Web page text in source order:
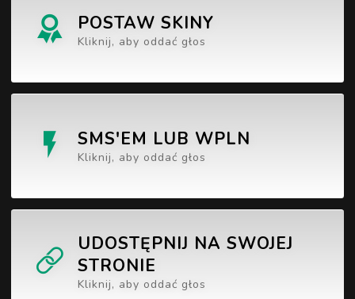
POSTAW SKINY
Kliknij, aby oddać głos
SMS'EM LUB WPLN
Kliknij, aby oddać głos
UDOSTĘPNIJ NA SWOJEJ
STRONIE
Kliknij, aby oddać głos